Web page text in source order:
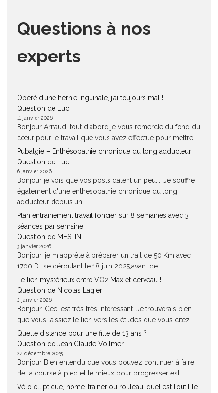
Questions à nos
experts
Opéré d’une hernie inguinale, j’ai toujours mal !
Question de Luc
11 janvier 2026
Bonjour Arnaud, tout d'abord je vous remercie du fond du
cœur pour le travail que vous avez effectué pour mettre...
Pubalgie – Enthésopathie chronique du long adducteur
Question de Luc
6 janvier 2026
Bonjour je vois que vos posts datent un peu.... Je souffre
également d'une enthesopathie chronique du long
adducteur depuis un...
Plan entrainement travail foncier sur 8 semaines avec 3
séances par semaine
Question de MESLIN
3 janvier 2026
Bonjour, je m'apprête à préparer un trail de 50 Km avec
1700 D+ se déroulant le 18 juin 2025,avant de...
Le lien mystérieux entre VO2 Max et cerveau !
Question de Nicolas Lagier
2 janvier 2026
Bonjour. Ceci est très très intéressant. Je trouverais bien
que vous laissiez le lien vers les études que vous citez....
Quelle distance pour une fille de 13 ans ?
Question de Jean Claude Vollmer
24 décembre 2025
Bonjour Bien entendu que vous pouvez continuer à faire
de la course à pied et le mieux pour progresser est...
Vélo elliptique, home-trainer ou rouleau, quel est l’outil le